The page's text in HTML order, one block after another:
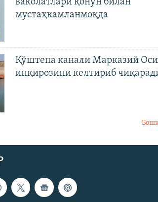
мустаҳкамланмоқда
Қўштепа канали Марказий
инқирозини келтириб